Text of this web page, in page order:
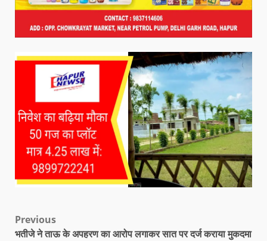
Previous
भतीजे ने ताऊ के अपहरण का आरोप लगाकर सात पर दर्ज कराया मुकदमा